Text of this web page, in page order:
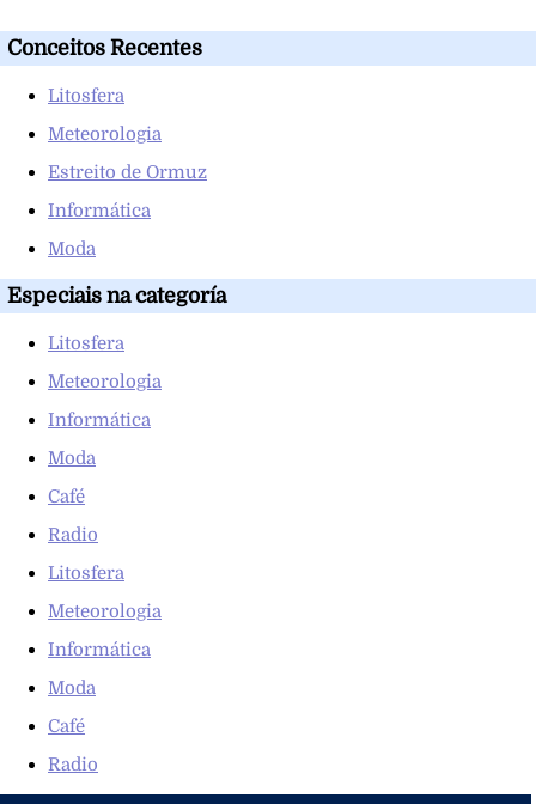
Conceitos Recentes
Litosfera
Meteorologia
Estreito de Ormuz
Informática
Moda
Especiais na categoría
Litosfera
Meteorologia
Informática
Moda
Café
Radio
Litosfera
Meteorologia
Informática
Moda
Café
Radio